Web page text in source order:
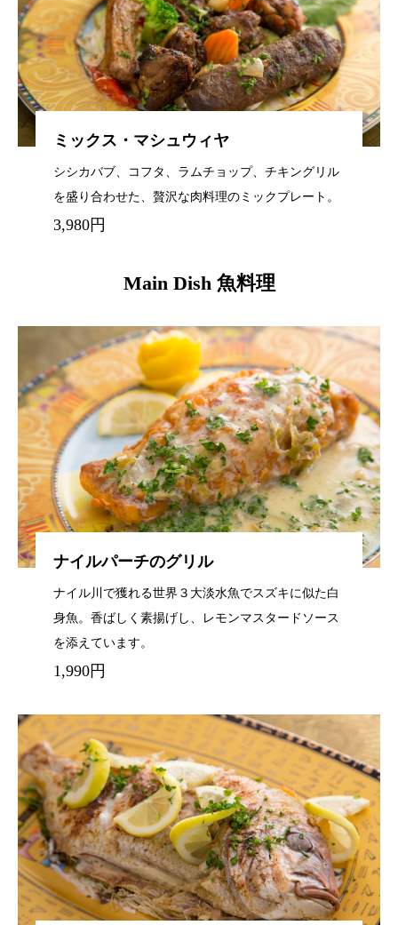
ミックス・マシュウィヤ
シシカバブ、コフタ、ラムチョップ、チキングリル
を盛り合わせた、贅沢な肉料理のミックプレート。
3,980円
Main Dish 魚料理
ナイルパーチのグリル
ナイル川で獲れる世界３大淡水魚でスズキに似た白
身魚。香ばしく素揚げし、レモンマスタードソース
を添えています。
1,990円